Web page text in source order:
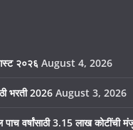
२०२६ August 4, 2026
भरती 2026 August 3, 2026
वर्षांसाठी 3.15 लाख कोटींची